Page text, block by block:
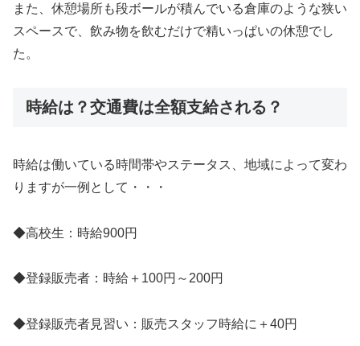
また、休憩場所も段ボールが積んでいる倉庫のような狭い
スペースで、飲み物を飲むだけで精いっぱいの休憩でし
た。
時給は？交通費は全額支給される？
時給は働いている時間帯やステータス、地域によって変わ
りますが一例として・・・
◆高校生：時給900円
◆登録販売者：時給＋100円～200円
◆登録販売者見習い：販売スタッフ時給に＋40円